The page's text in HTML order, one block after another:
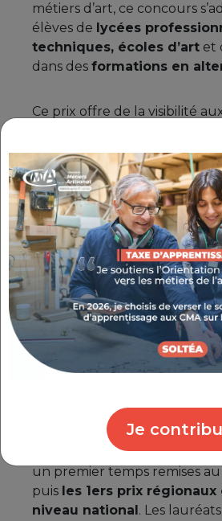
Je
métiers d’art, ce concours
élèves de lycées
techniques, écoles d’art et
dans des formations en
Ce prix offre de la visibilité
créativité, leurregardet
face à la matière.
Le concours est ouvert aux
de 26 ansau moment de
formation initiale à temps
apprentissagedans le
d’art, dans l’année de leur
candidats peuvent être de
niveau 4 (BMA, Bac Pro,
niveau 5/6 (BTS, BTMS,
d’inscription accompagné de
l’œuvre réalisée et adressé
du Prix à l’Institut. Les
un premier temps remises
puis les 1ers prix
niveau national . Les